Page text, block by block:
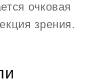
очковая
зрения.